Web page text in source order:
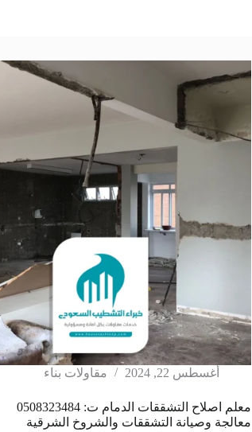
أغسطس 22, 2024 مقاولات بناء
معلم اصلاح التشققات الدمام ت: 0508323484
معالجة وصيانة التشققات والشروخ الشرقية